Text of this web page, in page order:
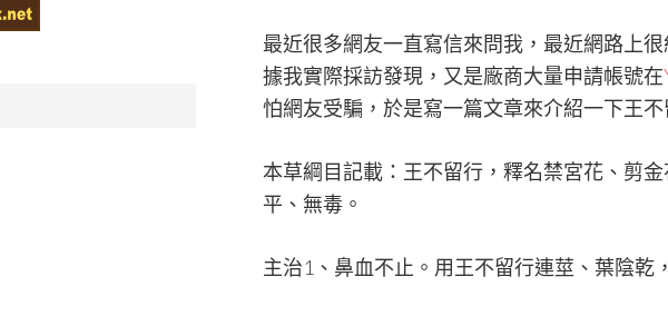
最近很多網友一直寫信來問我，最近網路上
據我實際採訪發現，又是廠商大量申請帳號在
怕網友受騙，於是寫一篇文章來介紹一下王
本草綱目記載：王不留行，釋名禁宮花、剪
平、無毒。
主治1、鼻血不止。用王不留行連莖、葉陰乾